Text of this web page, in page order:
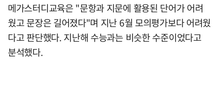
메가스터디교육은 "문항과 지문에 활용된 단어가 어려
웠고 문장은 길어졌다"며 지난 6월 모의평가보다 어려웠
다고 판단했다. 지난해 수능과는 비슷한 수준이었다고
분석했다.